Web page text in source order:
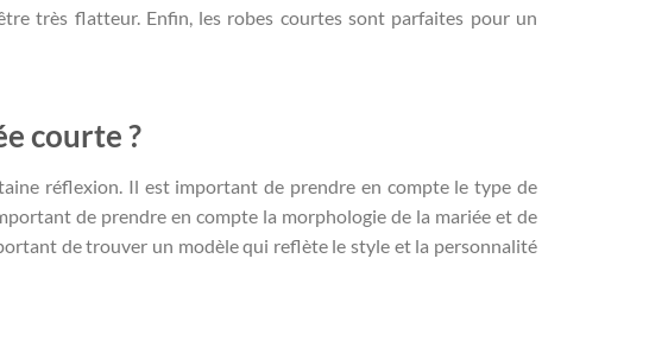
très flatteur. Enfin, les robes courtes sont parfaites pour un
courte ?
réflexion. Il est important de prendre en compte le type de
de prendre en compte la morphologie de la mariée et de
de trouver un modèle qui reflète le style et la personnalité